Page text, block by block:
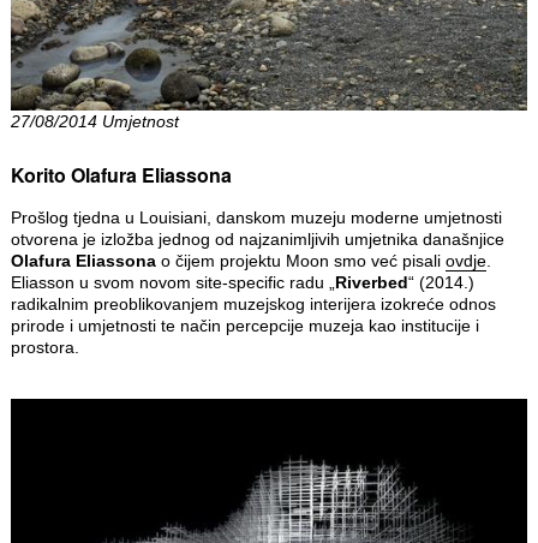
27/08/2014 Umjetnost
Korito Olafura Eliassona
Prošlog tjedna u Louisiani, danskom muzeju moderne umjetnosti
otvorena je izložba jednog od najzanimljivih umjetnika današnjice
Olafura Eliassonao čijem projektu Moon smo već pisali ovdje.
Eliasson u svom novom site-specific radu „ Riverbed“ (2014.)
radikalnim preoblikovanjem muzejskog interijera izokreće odnos
prirode i umjetnosti te način percepcije muzeja kao institucije i
prostora.